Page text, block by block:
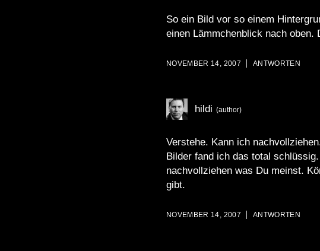
So ein Bild vor so einem
einen Lämmchenblick nach
NOVEMBER 14, 2007 ANTWORTEN
hildi
Verstehe. Kann ich
Bilder fand ich das total
nachvollziehen was Du meinst.
gibt.
NOVEMBER 14, 2007 ANTWORTEN